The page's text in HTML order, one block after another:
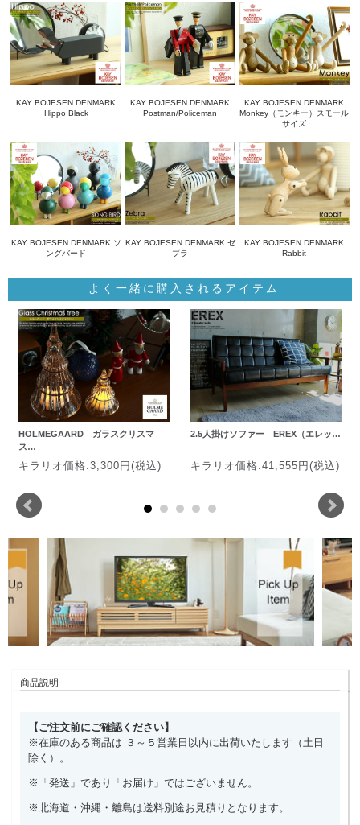
KAY BOJESEN DENMARK
Hippo Black
KAY BOJESEN DENMARK
Postman/Policeman
KAY BOJESEN DENMARK
Monkey（モンキー）スモール
サイズ
KAY BOJESEN DENMARK ソ
ングバード
KAY BOJESEN DENMARK ゼ
ブラ
KAY BOJESEN DENMARK
Rabbit
よく一緒に購入されるアイテム
HOLMEGAARD ガラスクリスマ
ス…
キラリオ価格:3,300円(税込)
2.5人掛けソファー EREX（エレッ…
キラリオ価格:41,555円(税込)
商品説明
【ご注文前にご確認ください】
※在庫のある商品は ３～５営業日以内に出荷いたします（土日
除く）。
※「発送」であり「お届け」ではございません。
※北海道・沖縄・離島は送料別途お見積りとなります。